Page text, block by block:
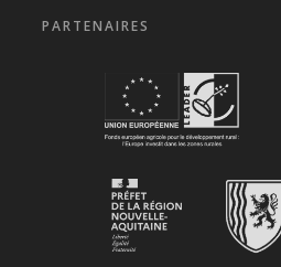
PARTENAIRES